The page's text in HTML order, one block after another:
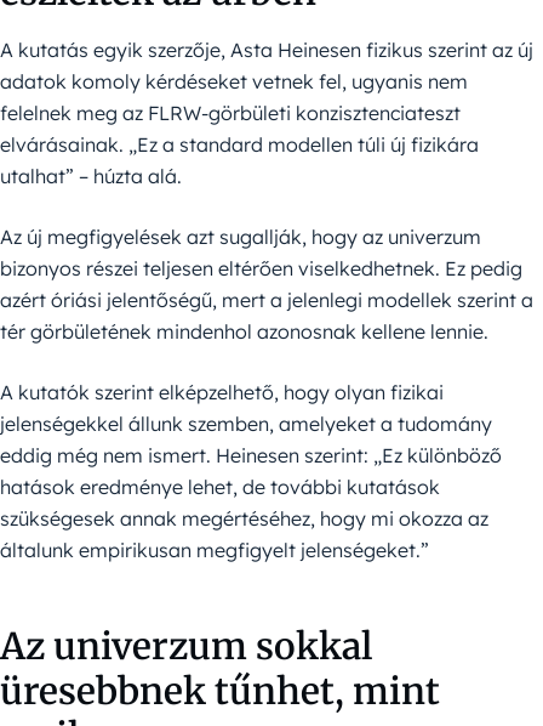
A kutatás egyik szerzője, Asta Heinesen fizikus szerint az új
adatok komoly kérdéseket vetnek fel, ugyanis nem
felelnek meg az FLRW-görbületi konzisztenciateszt
elvárásainak. „Ez a standard modellen túli új fizikára
utalhat” – húzta alá.
Az új megfigyelések azt sugallják, hogy az univerzum
bizonyos részei teljesen eltérően viselkedhetnek. Ez pedig
azért óriási jelentőségű, mert a jelenlegi modellek szerint a
tér görbületének mindenhol azonosnak kellene lennie.
A kutatók szerint elképzelhető, hogy olyan fizikai
jelenségekkel állunk szemben, amelyeket a tudomány
eddig még nem ismert. Heinesen szerint: „Ez különböző
hatások eredménye lehet, de további kutatások
szükségesek annak megértéséhez, hogy mi okozza az
általunk empirikusan megfigyelt jelenségeket.”
Az univerzum sokkal
üresebbnek tűnhet, mint